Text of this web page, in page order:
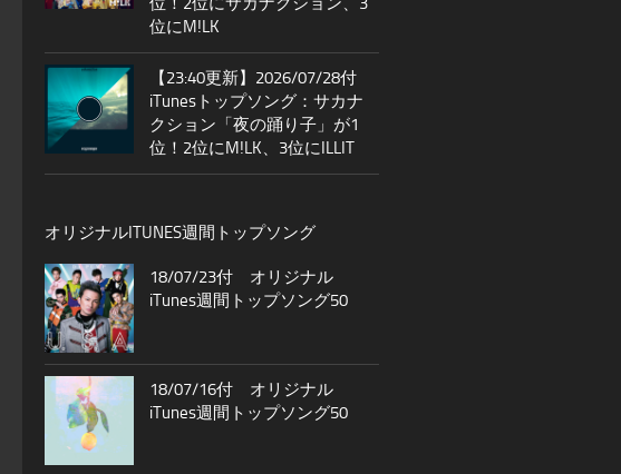
位にM!LK
【23:40更新】2026/07/28付
iTunesトップソング：サカナ
クション「夜の踊り子」が1
位！2位にM!LK、3位にILLIT
オリジナルITUNES週間トップソング
18/07/23付 オリジナル
iTunes週間トップソング50
18/07/16付 オリジナル
iTunes週間トップソング50